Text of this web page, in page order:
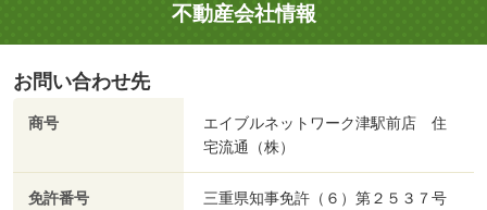
不動産会社情報
お問い合わせ先
商号
エイブルネットワーク津駅前店 住
宅流通（株）
免許番号 三重県知事免許（６）第２５３７号